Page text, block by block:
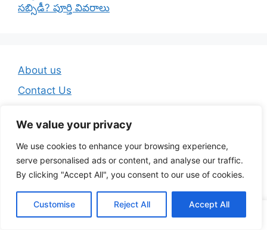
We value your privacy
We use cookies to enhance your browsing experience,
serve personalised ads or content, and analyse our traffic.
By clicking "Accept All", you consent to our use of cookies.
Customise Reject All Accept All
సబ్సిడీ? పూర్తి వివరాలు
About us
Contact Us
Privacy Policy
Terms And Conditions
© 2026 Telugu Jobs Guru - Latest Telugu Job Updates
• Built withGeneratePress
WA Channel Telegram YouTube FB